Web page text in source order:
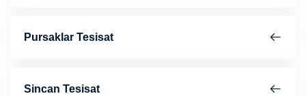
Pursaklar Tesisat
Sincan Tesisat